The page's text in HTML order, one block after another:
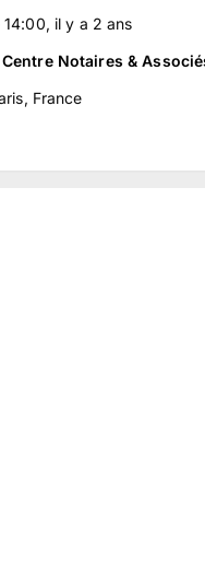
14:00, il y a 2 ans
Notaires &
France